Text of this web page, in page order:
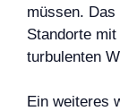
müssen.
Standorte
turbulenten
Ein weiteres